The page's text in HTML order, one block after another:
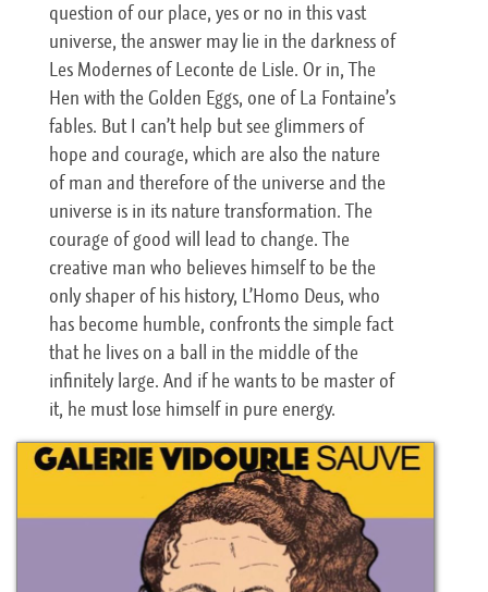
question of our place, yes or no in this vast
universe, the answer may lie in the darkness of
Les Modernes of Leconte de Lisle. Or in, The
Hen with the Golden Eggs, one of La Fontaine’s
fables. But I can’t help but see glimmers of
hope and courage, which are also the nature
of man and therefore of the universe and the
universe is in its nature transformation. The
courage of good will lead to change. The
creative man who believes himself to be the
only shaper of his history, L’Homo Deus, who
has become humble, confronts the simple fact
that he lives on a ball in the middle of the
infinitely large. And if he wants to be master of
it, he must lose himself in pure energy.